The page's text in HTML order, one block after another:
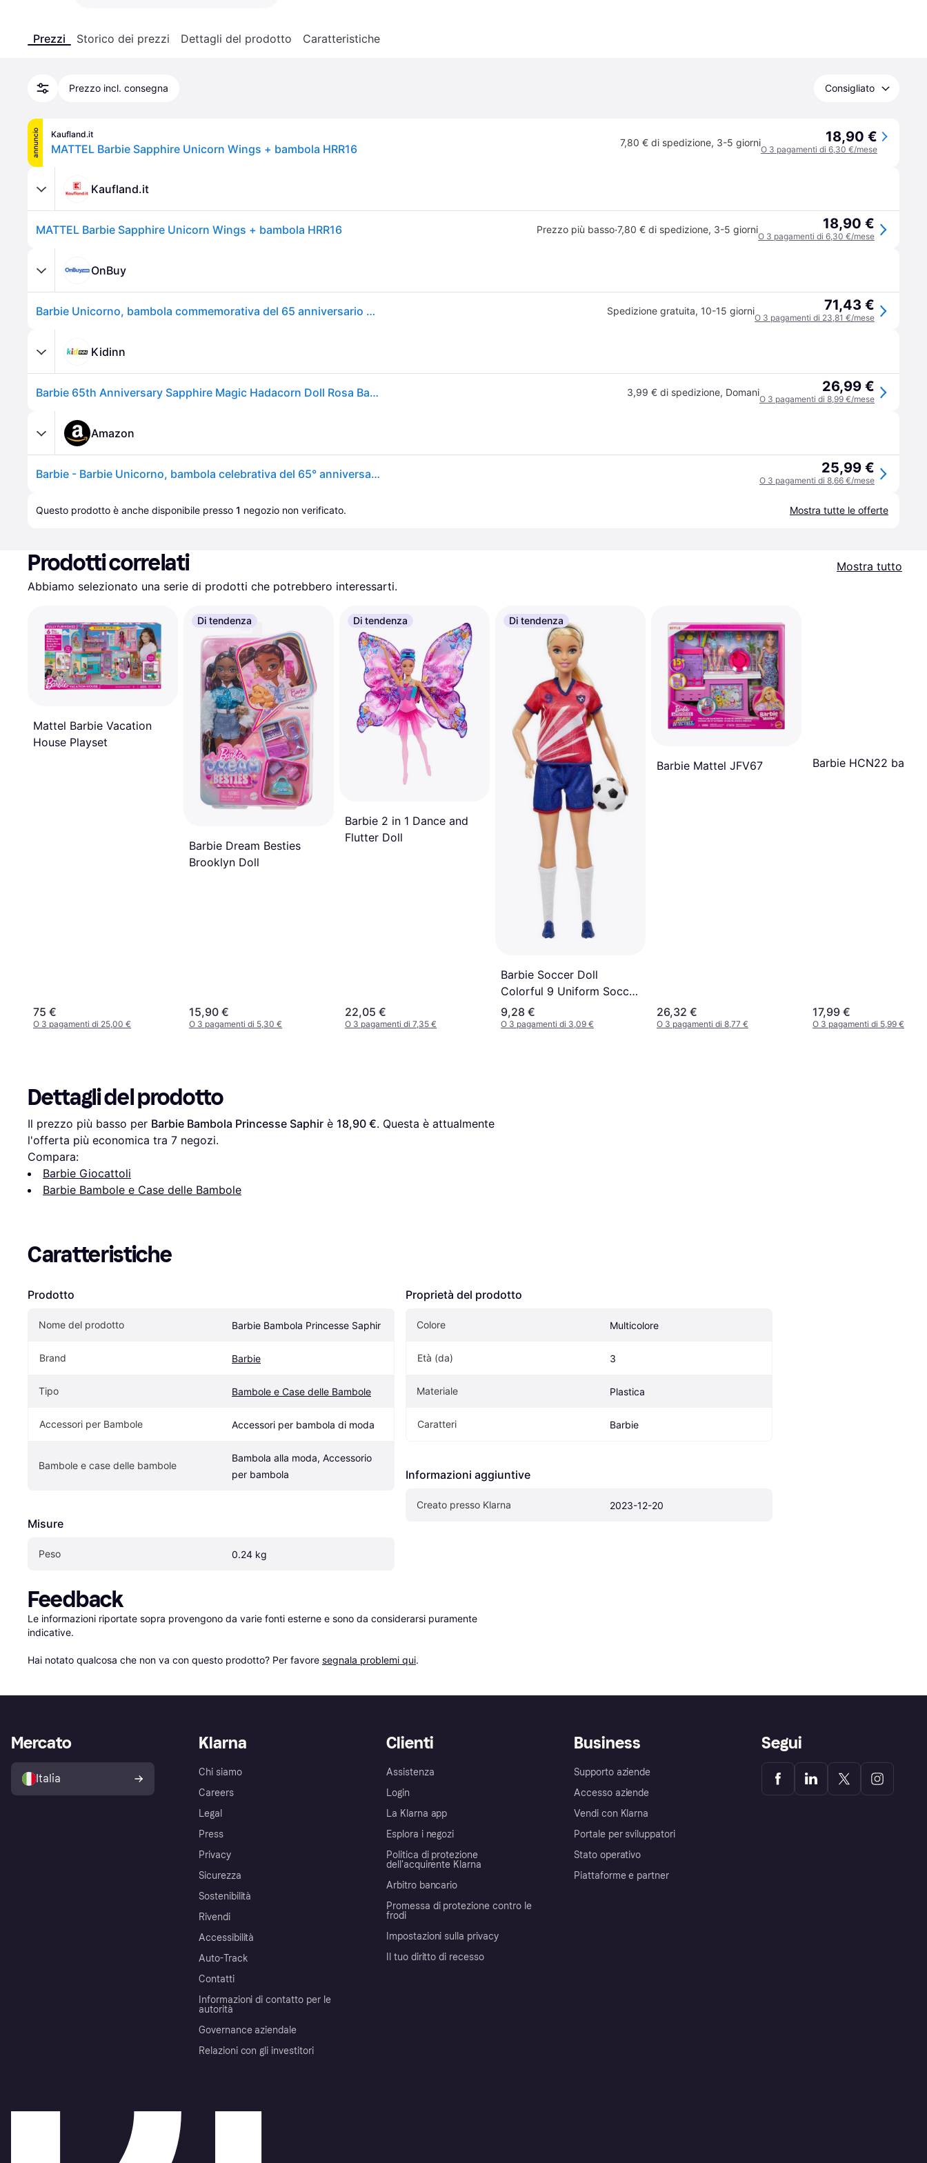
Prezzi Storico dei prezzi Dettagli del prodotto Caratteristiche
Prezzo incl. consegna Consigliato
annuncio Kaufland.it
MATTEL Barbie Sapphire Unicorn Wings + bambola HRR16 7,80 € di spedizione, 3-5 giorni 18,90 €
O 3 pagamenti di 6,30 €/mese
Kaufland.it
MATTEL Barbie Sapphire Unicorn Wings + bambola HRR16 Prezzo più basso·7,80 € di spedizione, 3-5 giorni 18,90 €
O 3 pagamenti di 6,30 €/mese
OnBuy
Barbie Unicorno, bambola commemorativa del 65 anniversario con capelli blu, abito rosa e accessori come ali di zaffiro e alicorno domestico HRR1 Spedizione gratuita, 10-15 giorni 71,43 €
O 3 pagamenti di 23,81 €/mese
Kidinn
Barbie 65th Anniversary Sapphire Magic Hadacorn Doll Rosa Bambini 3,99 € di spedizione, Domani 26,99 €
O 3 pagamenti di 8,99 €/mese
Amazon
Barbie - Barbie Unicorno, bambola celebrativa del 65° anniversario con abito rosa e capelli blu, cucciolo di liocorno, ali di zaffiro e accessori inclusi, giocattolo per bambini, 3+ anni, HRR16 25,99 €
O 3 pagamenti di 8,66 €/mese
Questo prodotto è anche disponibile presso 1 negozio non verificato. Mostra tutte le offerte
Prodotti correlati
Mostra tutto
Abbiamo selezionato una serie di prodotti che potrebbero interessarti.
Mattel Barbie Vacation
House Playset
75 €
O 3 pagamenti di 25,00 €
Di tendenza
Barbie Dream Besties
Brooklyn Doll
15,90 €
O 3 pagamenti di 5,30 €
Di tendenza
Barbie 2 in 1 Dance and
Flutter Doll
22,05 €
O 3 pagamenti di 7,35 €
Di tendenza
Barbie Soccer Doll
Colorful 9 Uniform Soccer
Ball
9,28 €
O 3 pagamenti di 3,09 €
Barbie Mattel JFV67
26,32 €
O 3 pagamenti di 8,77 €
Barbie HCN22
17,99 €
O 3 pagamenti di 5,99 €
Dettagli del prodotto
Il prezzo più basso per Barbie Bambola Princesse Saphir è 18,90 €. Questa è attualmente
l'offerta più economica tra 7 negozi.
Compara:
Barbie Giocattoli
Barbie Bambole e Case delle Bambole
Caratteristiche
Prodotto
Nome del prodotto Barbie Bambola Princesse Saphir
Brand Barbie
Tipo Bambole e Case delle Bambole
Accessori per Bambole Accessori per bambola di moda
Bambole e case delle bambole
Bambola alla moda, Accessorio
per bambola
Misure
Peso 0.24 kg
Proprietà del prodotto
Colore Multicolore
Età (da) 3
Materiale Plastica
Caratteri Barbie
Informazioni aggiuntive
Creato presso Klarna 2023-12-20
Feedback
Le informazioni riportate sopra provengono da varie fonti esterne e sono da considerarsi puramente
indicative.
Hai notato qualcosa che non va con questo prodotto? Per favore segnala problemi qui.
Klarna
Chi siamo
Careers
Legal
Press
Privacy
Sicurezza
Sostenibilità
Rivendi
Accessibilità
Auto-Track
Contatti
Informazioni di contatto per le
autorità
Governance aziendale
Relazioni con gli investitori
Clienti
Assistenza
Login
La Klarna app
Esplora i negozi
Politica di protezione
dell'acquirente Klarna
Arbitro bancario
Promessa di protezione contro le
frodi
Impostazioni sulla privacy
Il tuo diritto di recesso
Business
Supporto aziende
Accesso aziende
Vendi con Klarna
Portale per sviluppatori
Stato operativo
Piattaforme e partner
Mercato
Italia
Segui